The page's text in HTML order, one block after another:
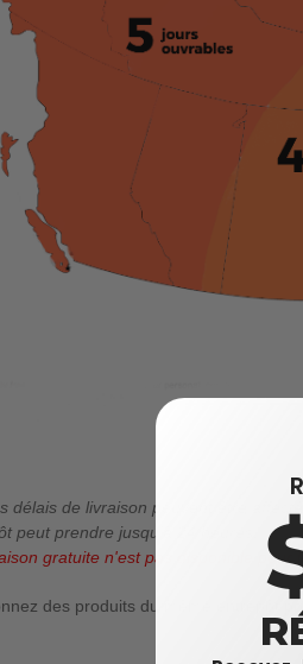
délais de livraison peuvent être
peut prendre jusqu'à 24 heures.
gratuite n'est pas disponible pour
des produits du même entrepôt